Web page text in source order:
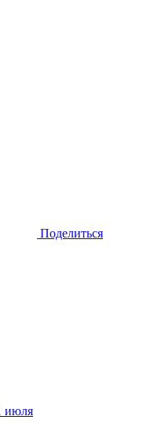
Поделиться
июля